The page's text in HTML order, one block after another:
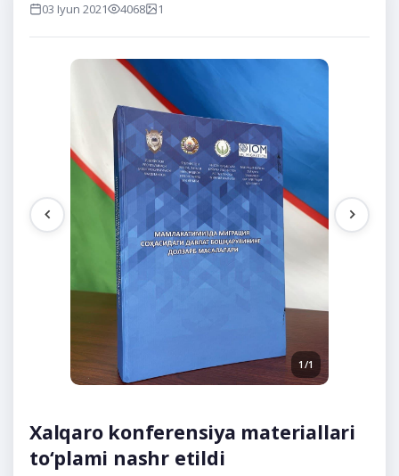
03 Iyun 2021 4068
marta ko'rilgan
1
1/1
Xalqaro konferensiya materiallari
to‘plami nashr etildi